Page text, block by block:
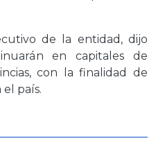
de la entidad, dijo
en capitales de
con la finalidad de
país.